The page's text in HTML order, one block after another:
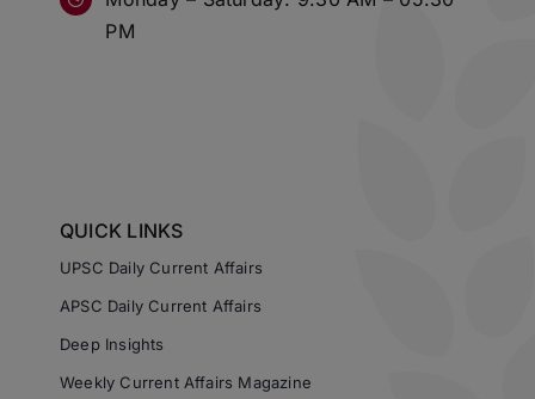
PM
QUICK LINKS
UPSC Daily Current Affairs
APSC Daily Current Affairs
Deep Insights
Weekly Current Affairs Magazine